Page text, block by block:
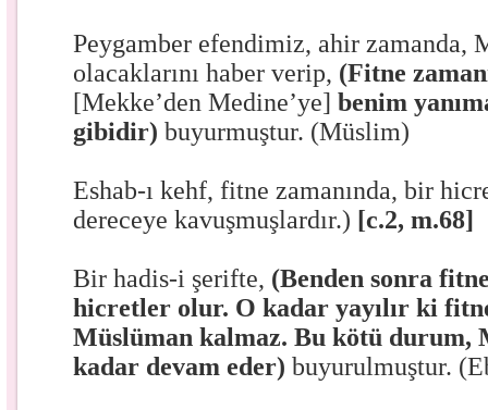
Peygamber efendimiz, ahir zamanda,
olacaklarını haber verip, (Fitne
[Mekke’den Medine’ye]benim
gibidir) buyurmuştur. (Müslim)
Eshab-ı kehf, fitne zamanında, bir
dereceye kavuşmuşlardır.) [c.2, m.68]
Bir hadis-i şerifte, (Benden sonra
hicretler olur. O kadar yayılır ki
Müslüman kalmaz. Bu kötü durum,
kadar devam eder) buyurulmuştur.